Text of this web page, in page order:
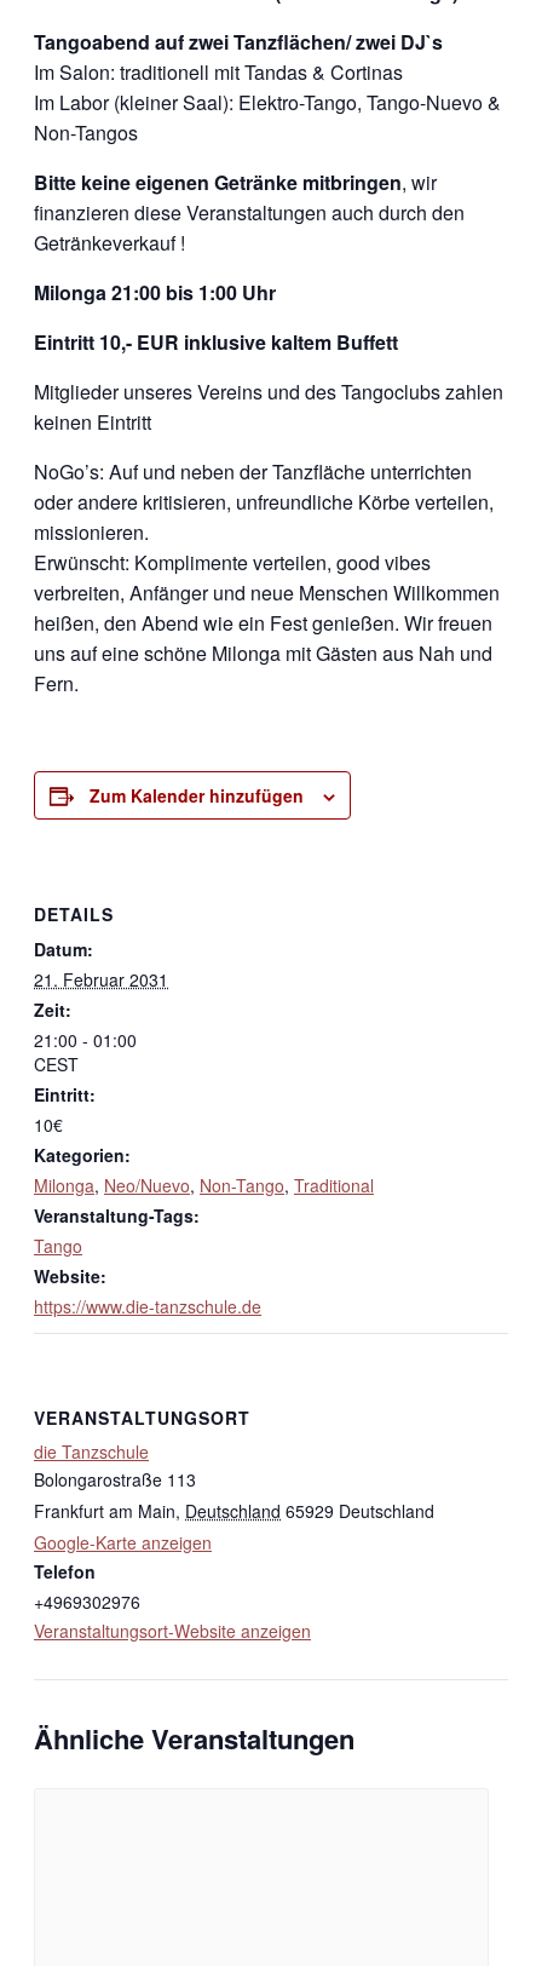
Tangoabend auf zwei Tanzflächen/ zwei DJ`s
Im Salon: traditionell mit Tandas & Cortinas
Im Labor (kleiner Saal): Elektro-Tango, Tango-Nuevo &
Non-Tangos
Bitte keine eigenen Getränke mitbringen, wir
finanzieren diese Veranstaltungen auch durch den
Getränkeverkauf !
Milonga 21:00 bis 1:00 Uhr
Eintritt 10,- EUR inklusive kaltem Buffett
Mitglieder unseres Vereins und des Tangoclubs zahlen
keinen Eintritt
NoGo’s: Auf und neben der Tanzfläche unterrichten
oder andere kritisieren, unfreundliche Körbe verteilen,
missionieren.
Erwünscht: Komplimente verteilen, good vibes
verbreiten, Anfänger und neue Menschen Willkommen
heißen, den Abend wie ein Fest genießen. Wir freuen
uns auf eine schöne Milonga mit Gästen aus Nah und
Fern.
Zum Kalender hinzufügen
DETAILS
Datum:
21. Februar 2031
Zeit:
21:00 - 01:00
CEST
Eintritt:
10€
Kategorien:
Milonga, Neo/Nuevo, Non-Tango, Traditional
Veranstaltung-Tags:
Tango
Website:
https://www.die-tanzschule.de
VERANSTALTUNGSORT
die Tanzschule
Bolongarostraße 113
Frankfurt am Main, Deutschland 65929 Deutschland
Google-Karte anzeigen
Telefon
+4969302976
Veranstaltungsort-Website anzeigen
Ähnliche Veranstaltungen